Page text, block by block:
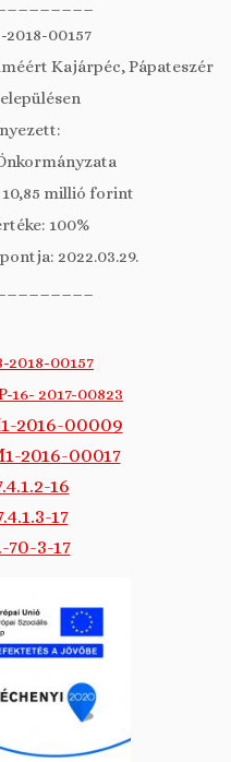
2018-00157
Kajárpéc, Pápateszér
millió forint
100%
2022.03.29.
2018-00157
16- 2017-00823
2016-00009
2016-00017
16
17
70-3-17